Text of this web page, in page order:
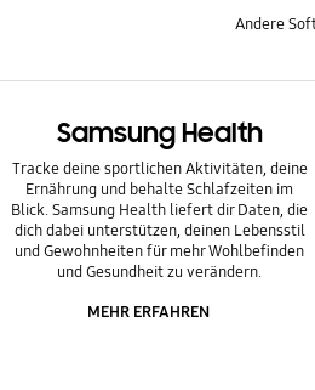
Andere
Samsung Health
Tracke deine sportlichen Aktivitäten, deine
Ernährung und behalte Schlafzeiten im
Blick. Samsung Health liefert dir Daten, die
dich dabei unterstützen, deinen Lebensstil
und Gewohnheiten für mehr Wohlbefinden
und Gesundheit zu verändern.
MEHR ERFAHREN